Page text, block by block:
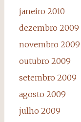
janeiro 2010
dezembro 2009
novembro 2009
outubro 2009
setembro 2009
agosto 2009
julho 2009